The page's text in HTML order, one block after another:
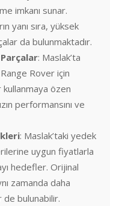
imkanı sunar.
yanı sıra, yüksek
da bulunmaktadır.
: Maslak’ta
Rover için
özen
performansını ve
: Maslak’taki yedek
uygun fiyatlarla
hedefler. Orijinal
zamanda daha
bulunabilir.